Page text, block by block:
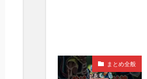
まとめ全般